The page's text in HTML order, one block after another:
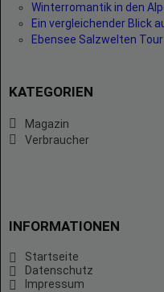
Winterromantik in den
Ein vergleichender Blick
Ebensee Salzwelten Tour
KATEGORIEN
Magazin
Verbraucher
INFORMATIONEN
Startseite
Datenschutz
Impressum